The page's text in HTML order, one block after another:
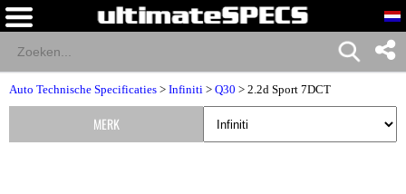
Auto Technische Specificaties > Infiniti > Q30 > 2.2d Sport 7DCT
MERK